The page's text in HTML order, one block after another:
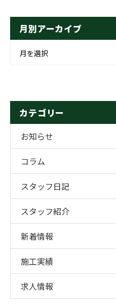
月別アーカイブ
月を選択
カテゴリー
お知らせ
コラム
スタッフ日記
スタッフ紹介
新着情報
施工実績
求人情報